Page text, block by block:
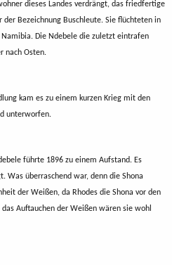
dieses Landes verdrängt, das friedfertige
der Bezeichnung Buschleute. Sie flüchteten in
Die Ndebele die zuletzt eintrafen
nach Osten.
kam es zu einem kurzen Krieg mit den
unterworfen.
führte 1896 zu einem Aufstand. Es
Was überraschend war, denn die Shona
der Weißen, da Rhodes die Shona vor den
Auftauchen der Weißen wären sie wohl